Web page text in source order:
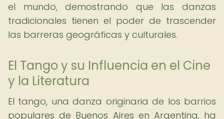
el mundo, demostrando que las danzas
tradicionales tienen el poder de trascender
las barreras geográficas y culturales.
El Tango y su Influencia en el Cine
y la Literatura
El tango, una danza originaria de los barrios
populares de Buenos Aires en Argentina, ha